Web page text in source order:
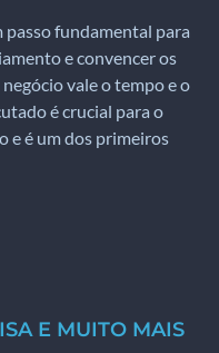
passo fundamental para
e convencer os
vale o tempo e o
é crucial para o
e é um dos primeiros
E MUITO MAIS